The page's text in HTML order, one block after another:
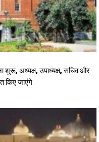
शुरू, अध्यक्ष, उपाध्यक्ष, सचिव और
किए जाएंगे